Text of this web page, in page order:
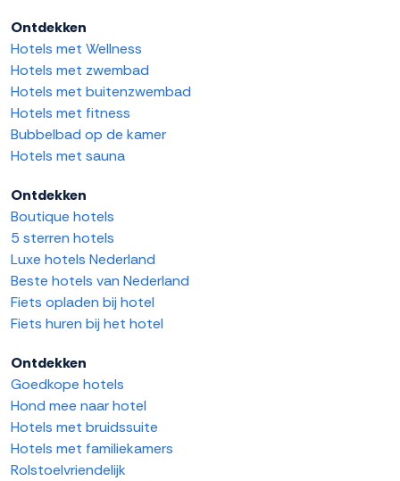
Ontdekken
Hotels met Wellness
Hotels met zwembad
Hotels met buitenzwembad
Hotels met fitness
Bubbelbad op de kamer
Hotels met sauna
Ontdekken
Boutique hotels
5 sterren hotels
Luxe hotels Nederland
Beste hotels van Nederland
Fiets opladen bij hotel
Fiets huren bij het hotel
Ontdekken
Goedkope hotels
Hond mee naar hotel
Hotels met bruidssuite
Hotels met familiekamers
Rolstoelvriendelijk